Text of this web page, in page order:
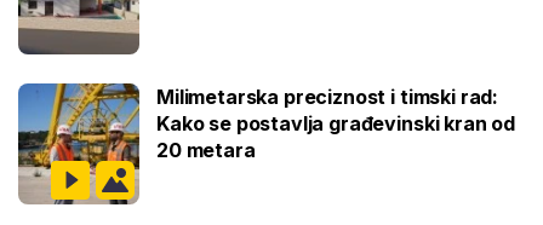
Milimetarska preciznost i timski rad:
Kako se postavlja građevinski kran od
20 metara